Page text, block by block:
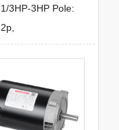
1/3HP-3HP Pole:
2p,